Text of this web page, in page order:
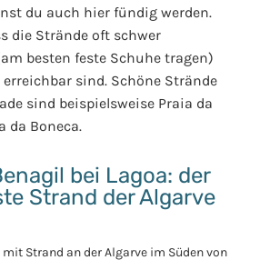
du auch hier fündig werden.
die Strände oft schwer
besten feste Schuhe tragen)
erreichbar sind. Schöne Strände
sind beispielsweise Praia da
da Boneca.
bei Lagoa: der
Strand der Algarve